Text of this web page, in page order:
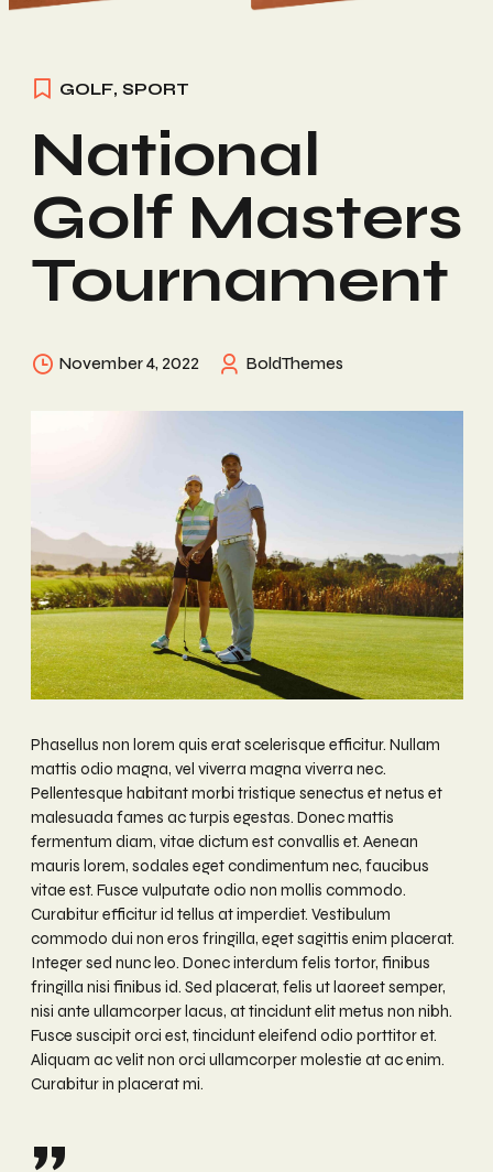
GOLF, SPORT
National
Golf Masters
Tournament
November 4, 2022 BoldThemes
Phasellus non lorem quis erat scelerisque efficitur. Nullam
mattis odio magna, vel viverra magna viverra nec.
Pellentesque habitant morbi tristique senectus et netus et
malesuada fames ac turpis egestas. Donec mattis
fermentum diam, vitae dictum est convallis et. Aenean
mauris lorem, sodales eget condimentum nec, faucibus
vitae est. Fusce vulputate odio non mollis commodo.
Curabitur efficitur id tellus at imperdiet. Vestibulum
commodo dui non eros fringilla, eget sagittis enim placerat.
Integer sed nunc leo. Donec interdum felis tortor, finibus
fringilla nisi finibus id. Sed placerat, felis ut laoreet semper,
nisi ante ullamcorper lacus, at tincidunt elit metus non nibh.
Fusce suscipit orci est, tincidunt eleifend odio porttitor et.
Aliquam ac velit non orci ullamcorper molestie at ac enim.
Curabitur in placerat mi.